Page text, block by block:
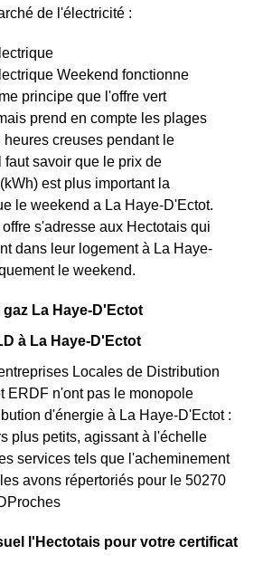
de l'électricité :
Weekend fonctionne
principe que l'offre vert
prend en compte les plages
heures creuses pendant le
faut savoir que le prix de
est plus important la
le weekend a La Haye-D'Ectot.
s'adresse aux Hectotais qui
dans leur logement à La Haye-
le weekend.
gaz La Haye-D'Ectot
à La Haye-D'Ectot
Locales de Distribution
ERDF n'ont pas le monopole
d'énergie à La Haye-D'Ectot :
plus petits, agissant à l'échelle
services tels que l'acheminement
avons répertoriés pour le 50270
l'Hectotais pour votre certificat